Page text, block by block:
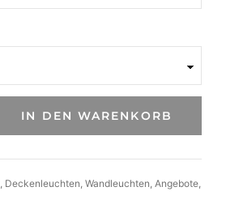
IN DEN WARENKORB
Deckenleuchten , Wandleuchten Angebote